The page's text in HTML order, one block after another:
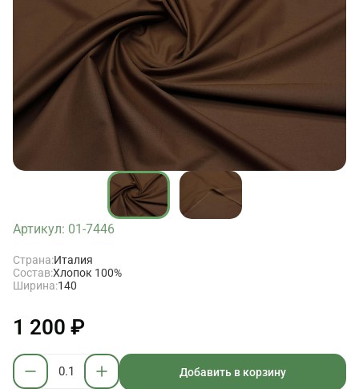
Артикул: 01-7446
Страна:Италия
Состав:Хлопок 100%
Ширина:140
1 200 ₽
Добавить в корзину